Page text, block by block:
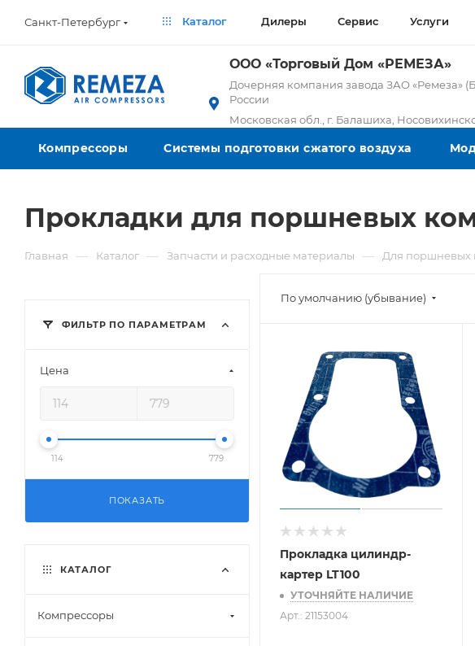
Санкт-Петербург Каталог Дилеры Сервис Услуги
ООО «Торговый Дом «РЕМЕЗА»
Дочерняя компания завода ЗАО «Ремеза»
России
Московская обл., г. Балашиха,
Компрессоры Системы подготовки сжатого воздуха
Прокладки для поршневых
Главная — Каталог — Запчасти и расходные материалы — Для поршневых
По умолчанию (убывание)
Прокладка цилиндр-
картер LT100
УТОЧНЯЙТЕ НАЛИЧИЕ
Арт.: 21153004
ФИЛЬТР ПО ПАРАМЕТРАМ
Цена
114 779
ПОКАЗАТЬ
КАТАЛОГ
Компрессоры